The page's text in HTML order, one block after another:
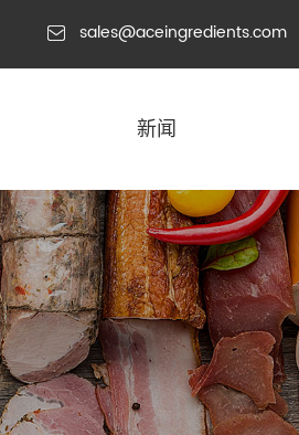
 sales@aceingredients.com
新闻